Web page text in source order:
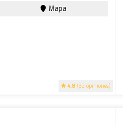
4.8 (32 opiniones)
Mapa